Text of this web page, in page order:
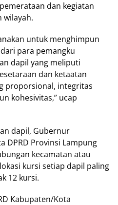
dan kegiatan
wilayah.
untuk menghimpun
para pemangku
dapil yang meliputi
dan ketaatan
proporsional, integritas
kohesivitas,” ucap
dapil, Gubernur
DPRD Provinsi Lampung
kecamatan atau
kursi setiap dapil paling
12 kursi.
Kabupaten/Kota